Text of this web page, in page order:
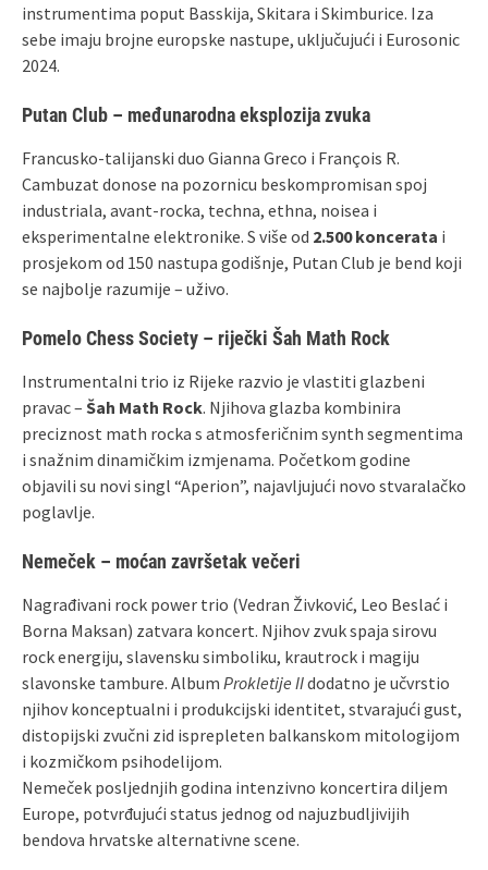
instrumentima poput Basskija, Skitara i Skimburice. Iza
sebe imaju brojne europske nastupe, uključujući i Eurosonic
2024.
Putan Club – međunarodna eksplozija zvuka
Francusko-talijanski duo Gianna Greco i François R.
Cambuzat donose na pozornicu beskompromisan spoj
industriala, avant-rocka, techna, ethna, noisea i
eksperimentalne elektronike. S više od 2.500 koncerata i
prosjekom od 150 nastupa godišnje, Putan Club je bend koji
se najbolje razumije – uživo.
Pomelo Chess Society – riječki Šah Math Rock
Instrumentalni trio iz Rijeke razvio je vlastiti glazbeni
pravac – Šah Math Rock. Njihova glazba kombinira
preciznost math rocka s atmosferičnim synth segmentima
i snažnim dinamičkim izmjenama. Početkom godine
objavili su novi singl “Aperion”, najavljujući novo stvaralačko
poglavlje.
Nemeček – moćan završetak večeri
Nagrađivani rock power trio (Vedran Živković, Leo Beslać i
Borna Maksan) zatvara koncert. Njihov zvuk spaja sirovu
rock energiju, slavensku simboliku, krautrock i magiju
slavonske tambure. Album Prokletije IIdodatno je učvrstio
njihov konceptualni i produkcijski identitet, stvarajući gust,
distopijski zvučni zid isprepleten balkanskom mitologijom
i kozmičkom psihodelijom.
Nemeček posljednjih godina intenzivno koncertira diljem
Europe, potvrđujući status jednog od najuzbudljivijih
bendova hrvatske alternativne scene.